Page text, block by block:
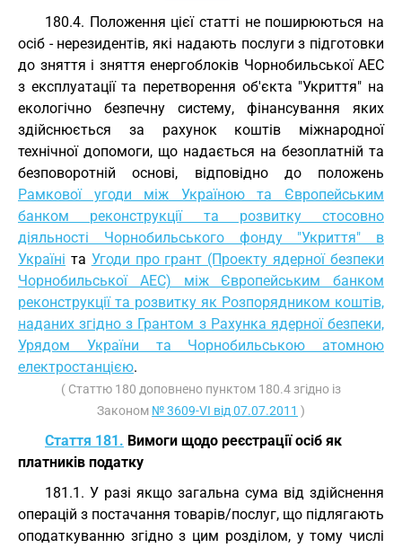
180.4. Положення цієї статті не поширюються на
осіб - нерезидентів, які надають послуги з підготовки
до зняття і зняття енергоблоків Чорнобильської АЕС
з експлуатації та перетворення об'єкта "Укриття" на
екологічно безпечну систему, фінансування яких
здійснюється за рахунок коштів міжнародної
технічної допомоги, що надається на безоплатній та
безповоротній основі, відповідно до положень
Рамкової угоди між Україною та Європейським
банком реконструкції та розвитку стосовно
діяльності Чорнобильського фонду "Укриття" в
Україні та Угоди про грант (Проекту ядерної безпеки
Чорнобильської АЕС) між Європейським банком
реконструкції та розвитку як Розпорядником коштів,
наданих згідно з Грантом з Рахунка ядерної безпеки,
Урядом України та Чорнобильською атомною
електростанцією.
( Статтю 180 доповнено пунктом 180.4 згідно із
Законом № 3609-VI від 07.07.2011 )
Стаття 181. Вимоги щодо реєстрації осіб як
платників податку
181.1. У разі якщо загальна сума від здійснення
операцій з постачання товарів/послуг, що підлягають
оподаткуванню згідно з цим розділом, у тому числі